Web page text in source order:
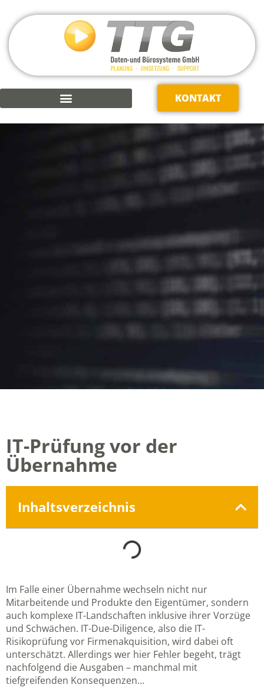
KONTAKT
IT-Prüfung vor der
Übernahme
Inhaltsverzeichnis
Im Falle einer Übernahme wechseln nicht nur
Mitarbeitende und Produkte den Eigentümer, sondern
auch komplexe IT-Landschaften inklusive ihrer Vorzüge
und Schwächen. IT-Due-Diligence, also die IT-
Risikoprüfung vor Firmenakquisition, wird dabei oft
unterschätzt. Allerdings wer hier Fehler begeht, trägt
nachfolgend die Ausgaben – manchmal mit
tiefgreifenden Konsequenzen…